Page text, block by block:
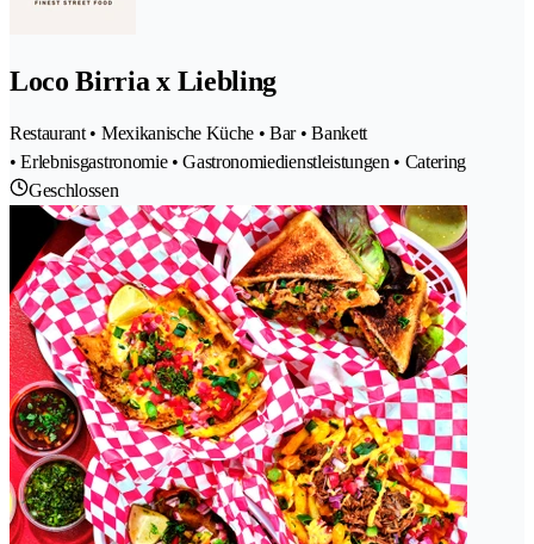
Loco Birria x Liebling
Restaurant • Mexikanische Küche • Bar • Bankett
• Erlebnisgastronomie • Gastronomiedienstleistungen • Catering
Geschlossen